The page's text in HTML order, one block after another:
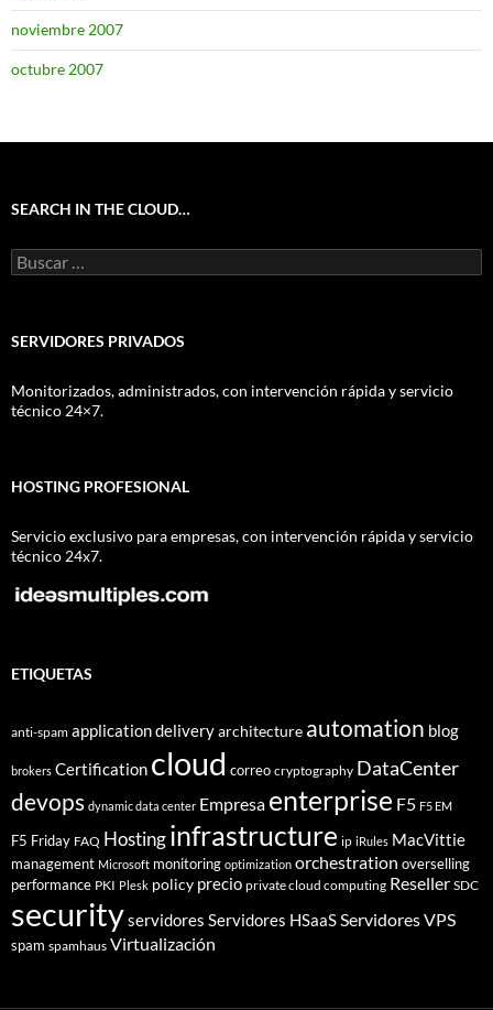
noviembre 2007
octubre 2007
SEARCH IN THE CLOUD…
Buscar:
SERVIDORES PRIVADOS
Monitorizados, administrados, con intervención rápida y servicio
técnico 24×7.
HOSTING PROFESIONAL
Servicio exclusivo para empresas, con intervención rápida y servicio
técnico 24x7.
ETIQUETAS
anti-spam application deliveryarchitecture automation blog
brokers Certification cloud correo cryptography DataCenter
devops dynamic data center Empresa enterprise F5 F5 EM
F5 Friday FAQ Hostinginfrastructure ip iRules MacVittie
management Microsoft monitoring optimization orchestration overselling
performance PKI Plesk policy precio private cloud computing Reseller SDC
securityservidores Servidores HSaaSServidores VPS
spam spamhaus Virtualización